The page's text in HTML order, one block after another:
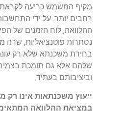
מקיף המשמש כריעה לקראת
רחבים יותר. על ידי
ההלוואה, לוח הזמנים של
נסתרות פוטנציאליות,
בחירת משכנתא שלא רק
שלהם אלא גם תומכת
וביציבותם בעתיד.
ייעוץ משכנתאות אינו רק
במציאת ההלוואה